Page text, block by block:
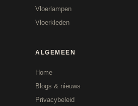
Vloerlampen
Vloerkleden
ALGEMEEN
Home
Blogs & nieuws
Privacybeleid